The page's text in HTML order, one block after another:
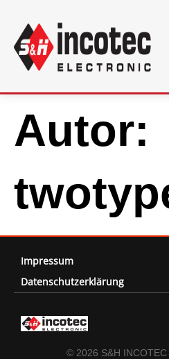
Autor:
Impressum
Datenschutzerklärung
© 2026 S&H